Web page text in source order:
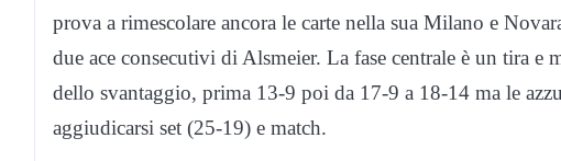
prova a rimescolare ancora le carte nella sua Milano e
due ace consecutivi di Alsmeier. La fase centrale è un tira e
dello svantaggio, prima 13-9 poi da 17-9 a 18-14 ma le
aggiudicarsi set (25-19) e match.